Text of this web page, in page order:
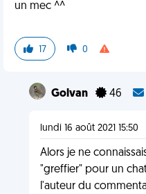
un mec ^^
17 0
Golvan 46
lundi 16 août 2021 15:50
Alors je ne
"greffier" pour un
l'auteur du